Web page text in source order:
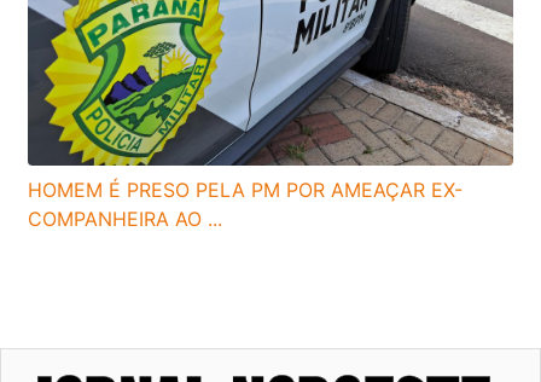
HOMEM É PRESO PELA PM POR AMEAÇAR EX-
COMPANHEIRA AO ...